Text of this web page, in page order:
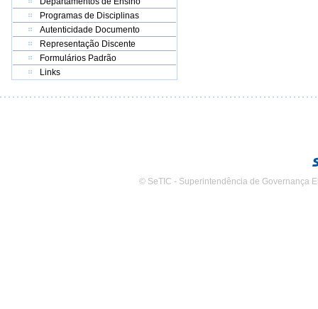
Programas de Disciplinas
Autenticidade Documento
Representação Discente
Formulários Padrão
Links
© SeTIC - Superintendência de Governança